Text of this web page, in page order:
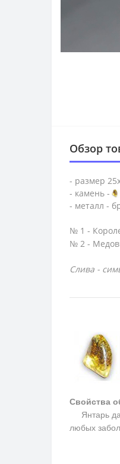
Обзор
- размер
- камень -
- металл -
№ 1 -
№ 2 -
Слива -
Свойства
Янтарь
любых